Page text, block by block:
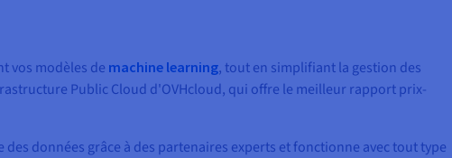
vos modèles de machine learning, tout en simplifiant la gestion des
Public Cloud d'OVHcloud, qui offre le meilleur rapport prix-
données grâce à des partenaires experts et fonctionne avec tout type